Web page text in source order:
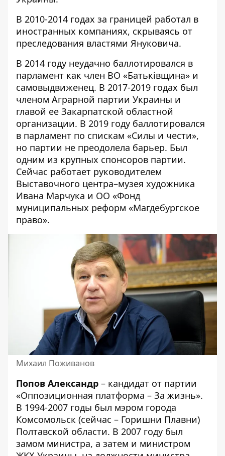
В 2010-2014 годах за границей работал в
иностранных компаниях, скрываясь от
преследования властями Януковича.
В 2014 году неудачно баллотировался в
парламент как член ВО «Батьківщина» и
самовыдвиженец. В 2017-2019 годах был
членом Аграрной партии Украины и
главой ее Закарпатской областной
организации. В 2019 году баллотировался
в парламент по спискам «Силы и чести»,
но партии не преодолела барьер. Был
одним из крупных спонсоров партии.
Сейчас работает руководителем
Выставочного центра–музея художника
Ивана Марчука и ОО «Фонд
муниципальных реформ «Магдебургское
право».
Михаил Поживанов
Попов Александр – кандидат от партии
«Оппозиционная платформа – За жизнь».
В 1994-2007 годы был мэром города
Комсомольск (сейчас – Горишни Плавни)
Полтавской области. В 2007 году был
замом министра, а затем и министром